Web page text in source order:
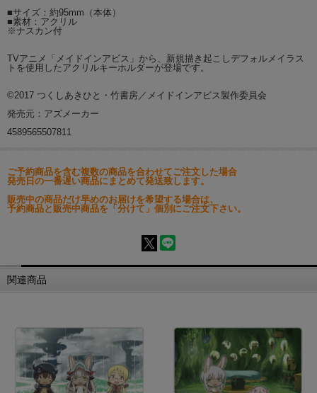
■サイズ：約95mm（本体）
■素材：アクリル
※ナスカン付
TVアニメ「メイドインアビス」から、新規描き起こしデフォルメイラス
トを使用したアクリルキーホルダーが登場です。
©2017 つくしあきひと・竹書房／メイドインアビス製作委員会
発売元：アズメーカー
4589565507811
ご予約商品を含む複数の商品を合わせてご注文した場合
発売日の一番遅い商品にまとめて発送致します。
販売中の商品だけ早めのお届けを希望する場合は、
予約商品と販売中商品を「分けて」個別にご注文下さい。
関連商品